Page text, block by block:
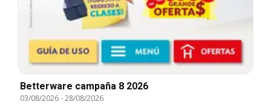
Betterware campaña 8 2026
03/08/2026-28/08/2026